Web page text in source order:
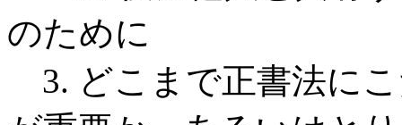
のために
3. どこまで正書法に